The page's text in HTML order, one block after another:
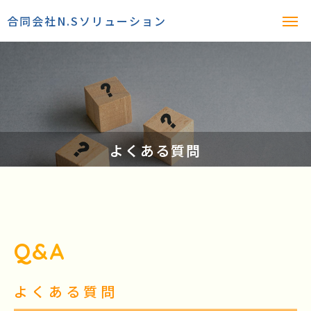
合同会社N.Sソリューション
よくある質問
Q&A
よくある質問